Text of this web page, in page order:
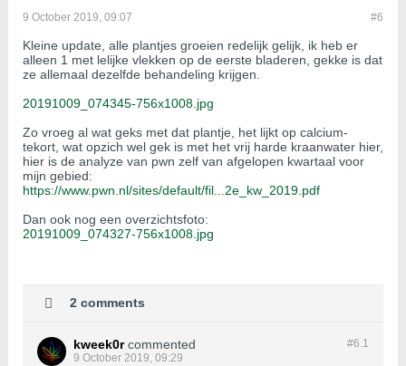
#6
9 October 2019, 09:07
Kleine update, alle plantjes groeien redelijk gelijk, ik heb er
alleen 1 met lelijke vlekken op de eerste bladeren, gekke is dat
ze allemaal dezelfde behandeling krijgen.
20191009_074345-756x1008.jpg
Zo vroeg al wat geks met dat plantje, het lijkt op calcium-
tekort, wat opzich wel gek is met het vrij harde kraanwater hier,
hier is de analyze van pwn zelf van afgelopen kwartaal voor
mijn gebied:
https://www.pwn.nl/sites/default/fil...2e_kw_2019.pdf
Dan ook nog een overzichtsfoto:
20191009_074327-756x1008.jpg
2 comments
#6.1
kweek0r commented
9 October 2019, 09:29